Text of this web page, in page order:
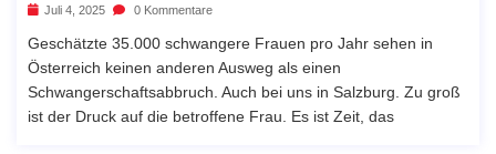
Juli 4, 2025 0 Kommentare
Geschätzte 35.000 schwangere Frauen pro Jahr sehen in
Österreich keinen anderen Ausweg als einen
Schwangerschaftsabbruch. Auch bei uns in Salzburg. Zu groß
ist der Druck auf die betroffene Frau. Es ist Zeit, das